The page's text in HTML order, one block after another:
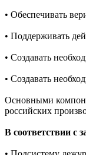
• Обеспечивать
• Поддерживать
• Создавать
• Создавать
Основными
российских
В соответствии с